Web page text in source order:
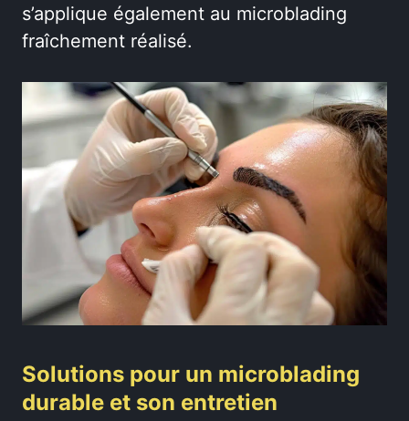
s’applique également au microblading
fraîchement réalisé.
Solutions pour un microblading
durable et son entretien